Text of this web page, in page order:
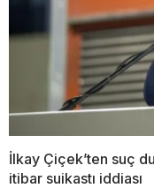
İlkay Çiçek’ten suç
itibar suikastı iddiası